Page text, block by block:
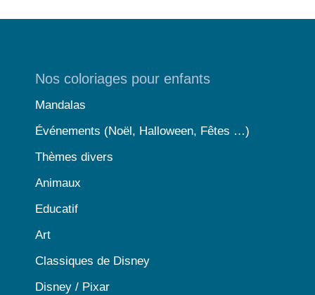
Nos coloriages pour enfants
Mandalas
Événements (Noël, Halloween, Fêtes …)
Thèmes divers
Animaux
Educatif
Art
Classiques de Disney
Disney / Pixar